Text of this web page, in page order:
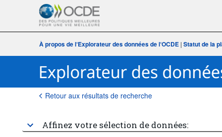
À propos de l‘Explorateur des données de l‘OCDE | Statut de la
Retour aux résultats de recherche
Affinez votre sélection de données: